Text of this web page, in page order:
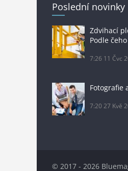
Poslední novinky
Zdvihací
Podle
7:26 11 Čvc
Fotografie
7:20 27 Kvě
© 2017 - 2026